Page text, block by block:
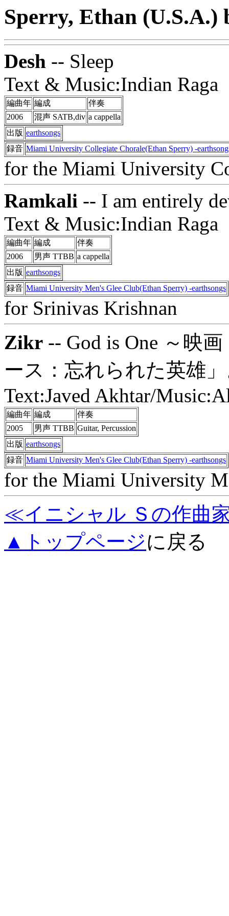
Sperry, Ethan (U.S.A.)
Desh -- Sleep
Text & Music:Indian Raga
編曲年 編成
伴奏
2006
混声 SATB,div a cappella
出版 earthsongs
録音 Miami University Collegiate Chorale(Ethan Sperry) -
for the Miami University
Ramkali -- I am entirely
Text & Music:Indian Raga
編曲年 編成
伴奏
2006
男声 TTBB a cappella
出版 earthsongs
録音 Miami University Men's Glee Club(Ethan Sperry) -earthsongs
for Srinivas Krishnan
Zikr -- God is One ～映
ース：忘れられた英雄
Text:Javed Akhtar/
編曲年 編成
伴奏
2005
男声 TTBB Guitar, Percussion
出版 earthsongs
録音 Miami University Men's Glee Club(Ethan Sperry) -earthsongs
for the Miami University
≪イニシャル Ｓの作曲
▲トップページに戻る